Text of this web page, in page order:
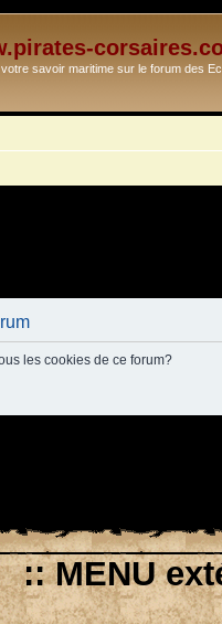
savoir maritime sur le forum des
les cookies de ce forum?
:: MENU